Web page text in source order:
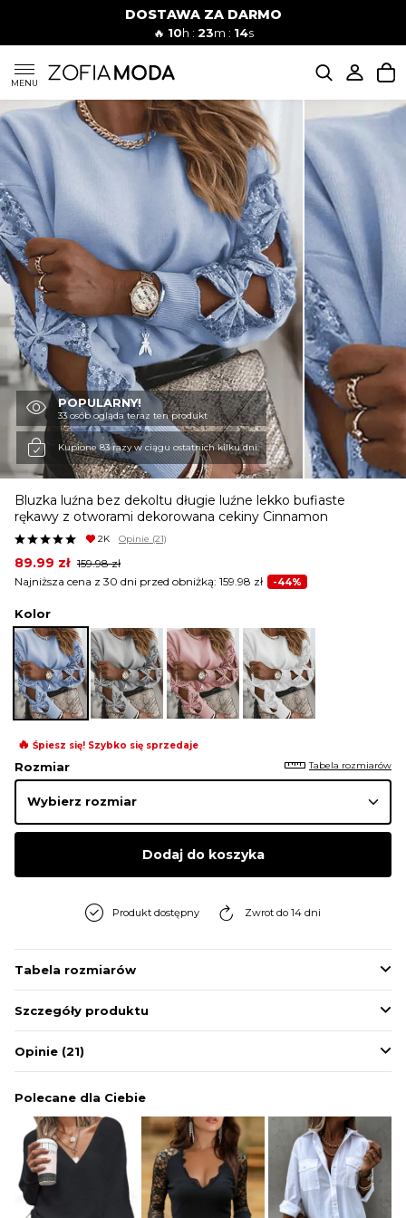
DOSTAWA ZA DARMO
🔥 10h : 23m : 13s
MENU
SUKIENKI
KOMPLETY
JEANSY
SZORTY
MODA PLAŻOWA
BLUZKI
KURTKI I PŁASZCZE
SPÓDNICE
KOMBINEZONY
DRESY
MARYNARKI
BLUZY
SWETRY
BIELIZNA
POPULARNY!
33 osób ogląda teraz ten produkt
Kupione 83 razy w ciągu ostatnich kilku dni
Bluzka luźna bez dekoltu długie luźne lekko bufiaste
rękawy z otworami dekorowana cekiny Cinnamon
2K Opinie (21)
159.98zł
Original
price
was:
89.99 zł
Current
price
is:
Najniższa cena z 30 dni przed obniżką: 159.98 zł -44%
Kolor
🔥 Śpiesz się! Szybko się sprzedaje
Rozmiar Tabela rozmiarów
Dodaj do koszyka
Produkt dostępny Zwrot do 14 dni
Tabela rozmiarów
Szczegóły produktu
Opinie (21)
Polecane dla Ciebie